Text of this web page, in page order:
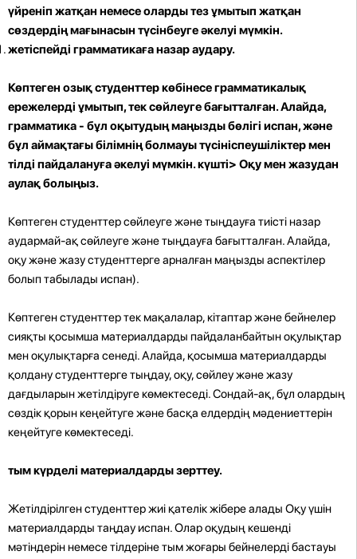
үйреніп жатқан немесе оларды тез ұмытып жатқан
сөздердің мағынасын түсінбеуге әкелуі мүмкін.
жетіспейді грамматикаға назар аудару.
Көптеген озық студенттер көбінесе грамматикалық
ережелерді ұмытып, тек сөйлеуге бағытталған. Алайда,
грамматика - бұл оқытудың маңызды бөлігі испан, және
бұл аймақтағы білімнің болмауы түсініспеушіліктер мен
тілді пайдалануға әкелуі мүмкін. күшті> Оқу мен жазудан
аулақ болыңыз.
Көптеген студенттер сөйлеуге және тыңдауға тиісті назар
аудармай-ақ сөйлеуге және тыңдауға бағытталған. Алайда,
оқу және жазу студенттерге арналған маңызды аспектілер
болып табылады испан).
Көптеген студенттер тек мақалалар, кітаптар және бейнелер
сияқты қосымша материалдарды пайдаланбайтын оқулықтар
мен оқулықтарға сенеді. Алайда, қосымша материалдарды
қолдану студенттерге тыңдау, оқу, сөйлеу және жазу
дағдыларын жетілдіруге көмектеседі. Сондай-ақ, бұл олардың
сөздік қорын кеңейтуге және басқа елдердің мәдениеттерін
кеңейтуге көмектеседі.
тым күрделі материалдарды зерттеу.
Жетілдірілген студенттер жиі қателік жібере алады Оқу үшін
материалдарды таңдау испан. Олар оқудың кешенді
мәтіндерін немесе тілдеріне тым жоғары бейнелерді бастауы